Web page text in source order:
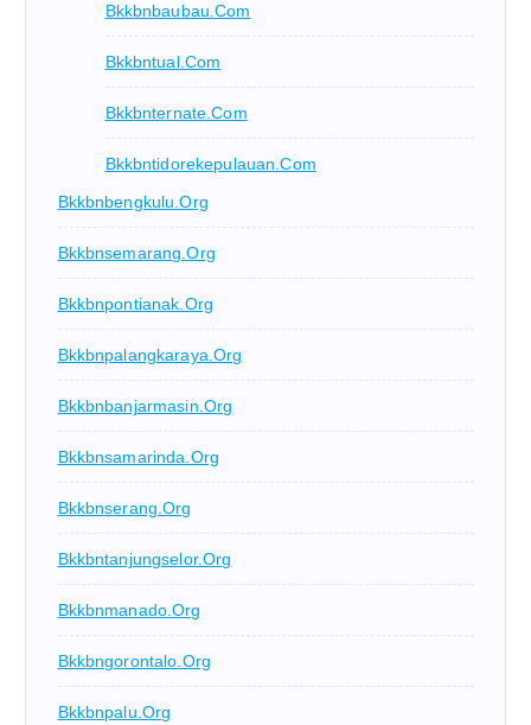
Bkkbnbaubau.com
Bkkbntual.com
Bkkbnternate.com
Bkkbntidorekepulauan.com
Bkkbnbengkulu.org
Bkkbnsemarang.org
Bkkbnpontianak.org
Bkkbnpalangkaraya.org
Bkkbnbanjarmasin.org
Bkkbnsamarinda.org
Bkkbnserang.org
Bkkbntanjungselor.org
Bkkbnmanado.org
Bkkbngorontalo.org
Bkkbnpalu.org